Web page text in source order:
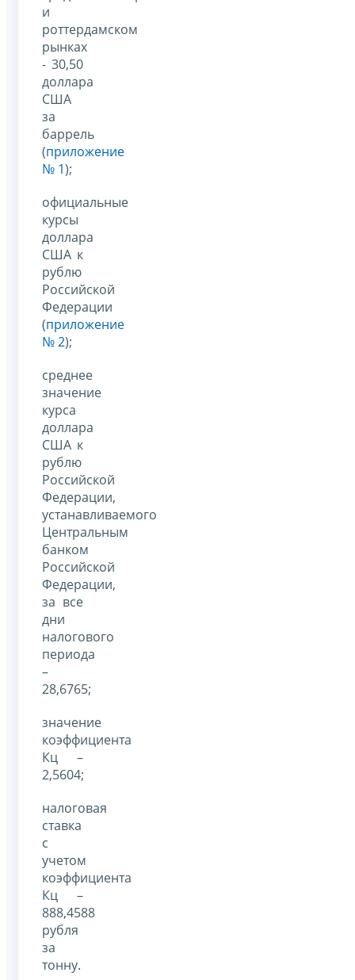
и
роттердамском
рынках
- 30,50
доллара
США
за
баррель
(приложение
№ 1);
официальные
курсы
доллара
США к
рублю
Российской
Федерации
(приложение
№ 2);
среднее
значение
курса
доллара
США к
рублю
Российской
Федерации,
устанавливаемого
Центральным
банком
Российской
Федерации,
за все
дни
налогового
периода
–
28,6765;
значение
коэффициента
Кц –
2,5604;
налоговая
ставка
с
учетом
коэффициента
Кц –
888,4588
рубля
за
тонну.